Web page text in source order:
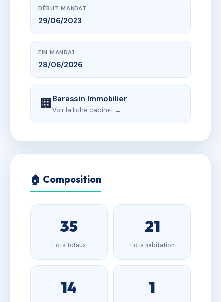
DÉBUT MANDAT
29/06/2023
FIN MANDAT
28/06/2026
🏢Barassin Immobilier
Voir la fiche cabinet →
🏠 Composition
35
Lots totaux
21
Lots habitation
14 1